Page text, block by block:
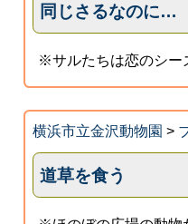
同じさるなのに…
※サルたちは恋のシー
横浜市立金沢動物園 >
道草を食う